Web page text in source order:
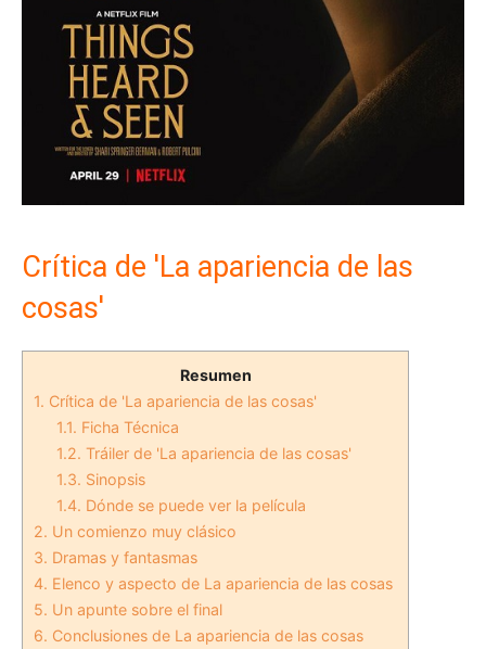
Crítica de 'La apariencia de las
cosas'
Resumen
1. Crítica de 'La apariencia de las cosas'
1.1. Ficha Técnica
1.2. Tráiler de 'La apariencia de las cosas'
1.3. Sinopsis
1.4. Dónde se puede ver la película
2. Un comienzo muy clásico
3. Dramas y fantasmas
4. Elenco y aspecto de La apariencia de las cosas
5. Un apunte sobre el final
6. Conclusiones de La apariencia de las cosas